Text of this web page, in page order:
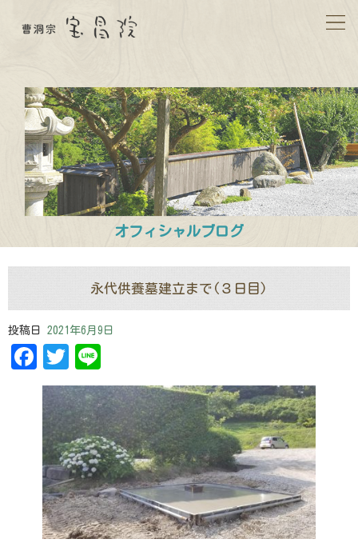
オフィシャルブログ
永代供養墓建立まで(３日目)
投稿日 2021年6月9日
Facebook
Twitter